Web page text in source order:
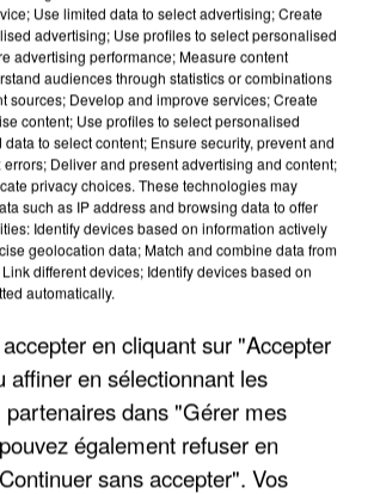
DE L’OISE EMPORTÉE PAR UNE
EN HAUTE-SAVOIE
Use limited data to select advertising; Create
advertising; Use profiles to select personalised
advertising performance; Measure content
audiences through statistics or combinations
sources; Develop and improve services; Create
content; Use profiles to select personalised
to select content; Ensure security, prevent and
errors; Deliver and present advertising and content;
privacy choices. These technologies may
such as IP address and browsing data to offer
Identify devices based on information actively
geolocation data; Match and combine data from
different devices; Identify devices based on
automatically.
en cliquant sur "Accepter
affiner en sélectionnant les
partenaires dans "Gérer mes
également refuser en
sans accepter". Vos